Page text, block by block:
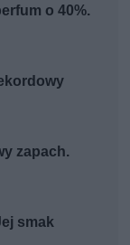
o 40%.
zapach.
smak